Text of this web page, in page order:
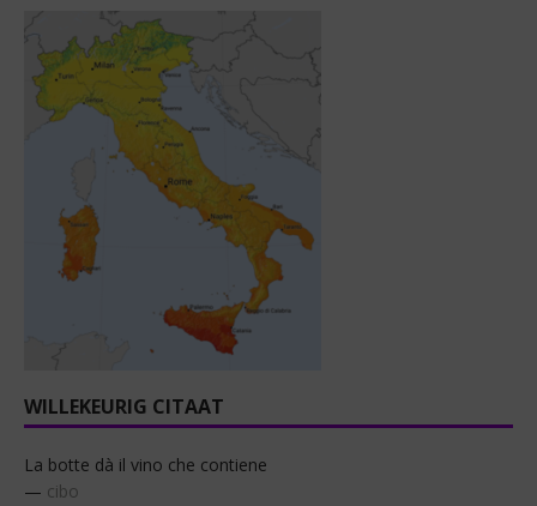
WILLEKEURIG CITAAT
La botte dà il vino che contiene
— cibo